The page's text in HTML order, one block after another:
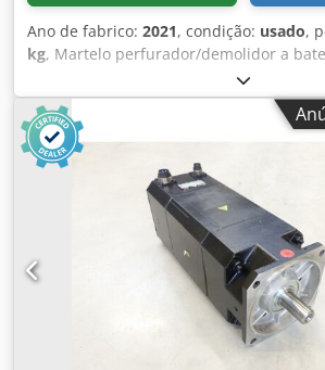
Ano de fabrico: 2021, condição: usado,
kg, Martelo perfurador/demolidor a
venda: Ideal para trabalhos pesados.
Tswa Independente da rede elétrica.
Inclui 2 baterias (12 Ah), carregador e
Funções de perfuração e cinzelamento.
Preço: 750 €, IVA incluído. Disponível